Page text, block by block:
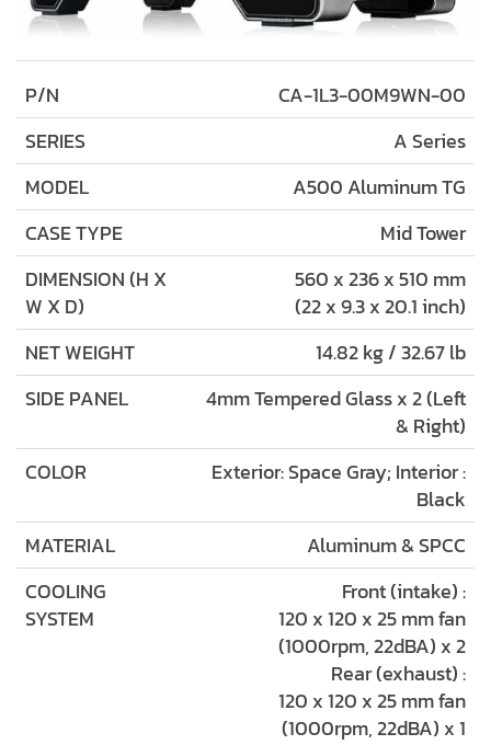
P/N
CA-1L3-00M9WN-00
SERIES
A Series
MODEL
A500 Aluminum TG
CASE TYPE
Mid Tower
DIMENSION (H X
W X D)
560 x 236 x 510 mm
(22 x 9.3 x 20.1 inch)
NET WEIGHT
14.82 kg / 32.67 lb
SIDE PANEL
4mm Tempered Glass x 2 (Left
& Right)
COLOR
Exterior: Space Gray; Interior :
Black
MATERIAL
Aluminum & SPCC
COOLING
SYSTEM
Front (intake) :
120 x 120 x 25 mm fan
(1000rpm, 22dBA) x 2
Rear (exhaust) :
120 x 120 x 25 mm fan
(1000rpm, 22dBA) x 1